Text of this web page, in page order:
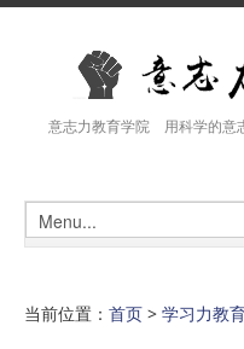
意志力教育学院 用科学的意
当前位置： 首页 > 学习力教